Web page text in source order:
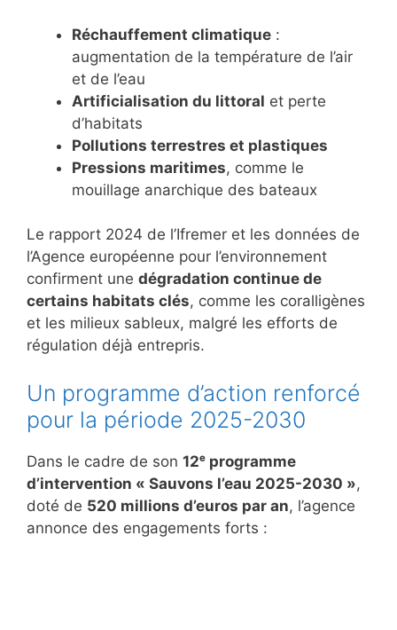
Réchauffement climatique :
augmentation de la température de l’air
et de l’eau
Artificialisation du littoral et perte
d’habitats
Pollutions terrestres et plastiques
Pressions maritimes, comme le
mouillage anarchique des bateaux
Le rapport 2024 de l’Ifremer et les données de
l’Agence européenne pour l’environnement
confirment une dégradation continue de
certains habitats clés, comme les coralligènes
et les milieux sableux, malgré les efforts de
régulation déjà entrepris.
Un programme d’action renforcé
pour la période 2025-2030
Dans le cadre de son 12ᵉ programme
d’intervention « Sauvons l’eau 2025-2030 »,
doté de 520 millions d’euros par an, l’agence
annonce des engagements forts :